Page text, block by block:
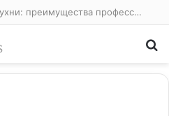
Лайфхаки для кухни: облегчаем жизнь на кухне и готовим с удовольствием